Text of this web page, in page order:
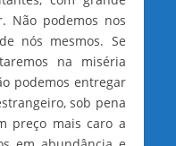
Não podemos nos
nós mesmos. Se
na miséria
podemos entregar
sob pena
preço mais caro a